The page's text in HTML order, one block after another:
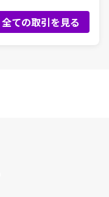
全ての取引を見る